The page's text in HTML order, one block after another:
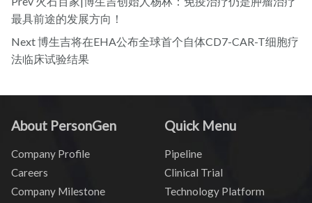
最具前途的发展方向！
Next博生吉将在EHA公布全球首个自体CD7-CAR-T细胞疗
法临床试验结果
About PersonGen
Company Profile
Careers
Company Milestone
Quick Menu
Pipeline
Clinical Trial
Technology Platform